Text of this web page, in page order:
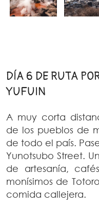
DÍA 6 DE RUTA
YUFUIN
A muy corta
de los pueblos de
de todo el país.
Yunotsubo Street.
de artesanía,
monísimos de
comida callejera.